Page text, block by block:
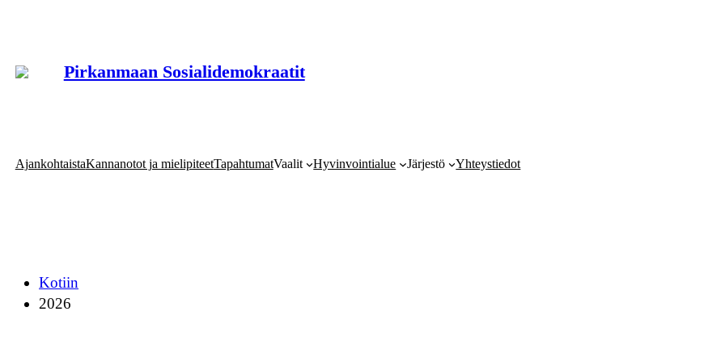
Pirkanmaan Sosialidemokraatit
AjankohtaistaKannanotot ja mielipiteetTapahtumatVaalit Hyvinvointialue Järjestö Yhteystiedot
Kotiin
2026